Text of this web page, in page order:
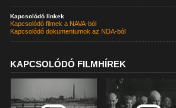
Kapcsolódó linkek
Kapcsolódó filmek a NAVA-ból
Kapcsolódó dokumentumok az NDA-ból
KAPCSOLÓDÓ FILMHÍREK